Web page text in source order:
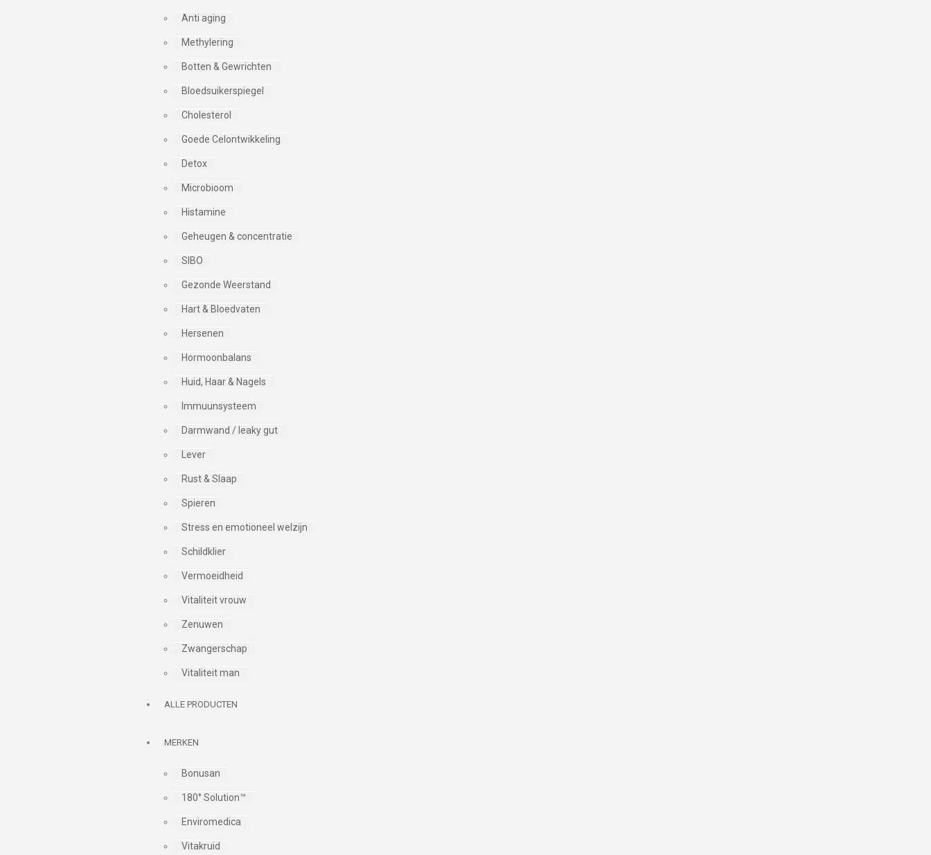
Anti aging
Methylering
Botten & Gewrichten
Bloedsuikerspiegel
Cholesterol
Goede Celontwikkeling
Detox
Microbioom
Histamine
Geheugen & concentratie
SIBO
Gezonde Weerstand
Hart & Bloedvaten
Hersenen
Hormoonbalans
Huid, Haar & Nagels
Immuunsysteem
Darmwand / leaky gut
Lever
Rust & Slaap
Spieren
Stress en emotioneel welzijn
Schildklier
Vermoeidheid
Vitaliteit vrouw
Zenuwen
Zwangerschap
Vitaliteit man
ALLE PRODUCTEN
MERKEN
Bonusan
180° Solution™
Enviromedica
Vitakruid